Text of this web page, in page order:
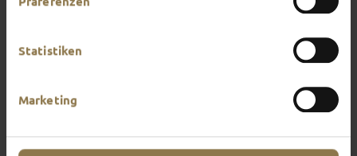
Statistiken
Marketing